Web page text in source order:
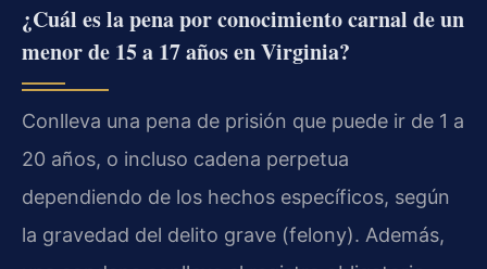
¿Cuál es la pena por conocimiento carnal de un
menor de 15 a 17 años en Virginia?
Conlleva una pena de prisión que puede ir de 1 a
20 años, o incluso cadena perpetua
dependiendo de los hechos específicos, según
la gravedad del delito grave (felony). Además,